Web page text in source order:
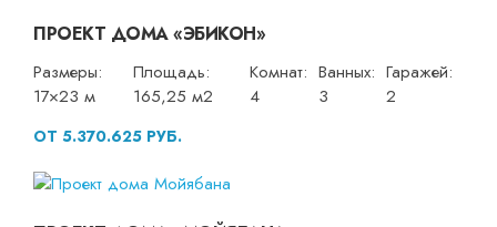
ПРОЕКТ ДОМА «ЭБИКОН»
Размеры:
17×23 м
Площадь:
165,25 м2
Комнат:
4
Ванных:
3
Гаражей:
2
ОТ 5.370.625 РУБ.